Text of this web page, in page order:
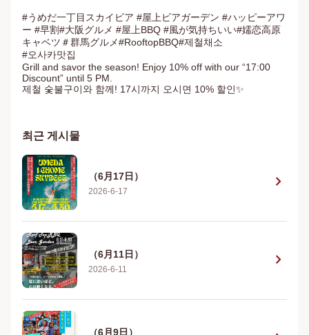
#うめだ一丁目スカイビア #屋上ビアガーデン #ハッピーアワ
ー #早割#大阪グルメ #屋上BBQ #風が気持ちいい#嬬恋高原
キャベツ＃群馬グルメ#RooftopBBQ#제철채소
#오사카맛집
Grill and savor the season! Enjoy 10% off with our “17:00
Discount” until 5 PM.
제철 숯불구이와 함께! 17시까지 오시면 10% 할인✨
최근 게시물
（6月17日）
2026-6-17 chevron_right
（6月11日）
2026-6-11 chevron_right
（6月9日）